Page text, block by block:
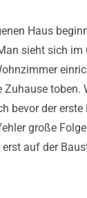
Haus
sieht sich im
Zuhause toben.
bevor der erste
große
auf der